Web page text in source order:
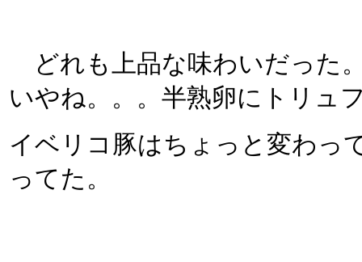
どれも上品な味わいだった
いやね。。。半熟卵にトリュ
イベリコ豚はちょっと変わっ
ってた。